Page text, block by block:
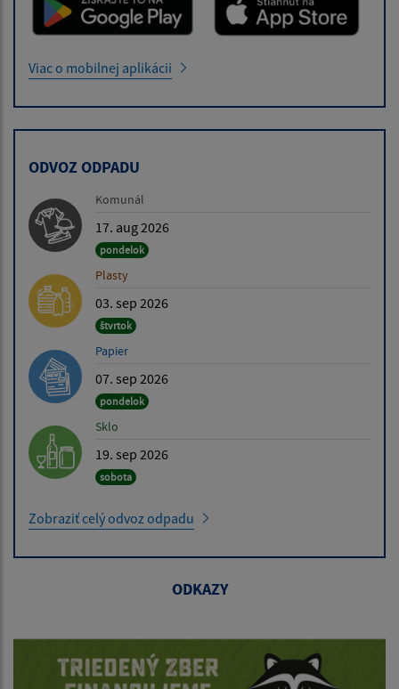
Viac o mobilnej aplikácii
ODVOZ ODPADU
Komunál
17. aug 2026
pondelok
Plasty
03. sep 2026
štvrtok
Papier
07. sep 2026
pondelok
Sklo
19. sep 2026
sobota
Zobraziť celý odvoz odpadu
ODKAZY